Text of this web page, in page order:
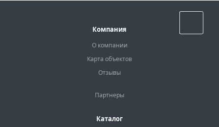
Компания
О компании
Карта объектов
Отзывы
Партнеры
Каталог